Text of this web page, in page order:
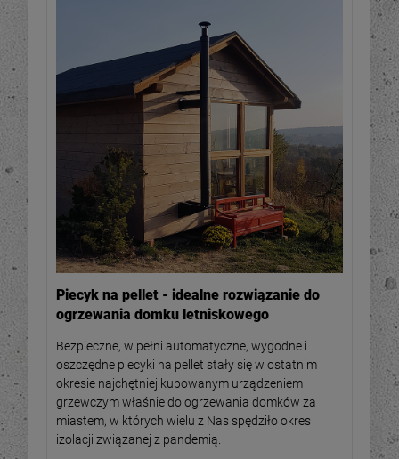
Piecyk na pellet - idealne rozwiązanie do
ogrzewania domku letniskowego
Bezpieczne, w pełni automatyczne, wygodne i
oszczędne piecyki na pellet stały się w ostatnim
okresie najchętniej kupowanym urządzeniem
grzewczym właśnie do ogrzewania domków za
miastem, w których wielu z Nas spędziło okres
izolacji związanej z pandemią.